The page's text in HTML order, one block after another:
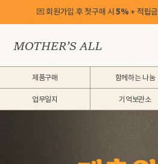
💌 회원가입 후 첫구매 시5% + 적립금
제품구매 함께하는 나눔
업무일지 기억보관소